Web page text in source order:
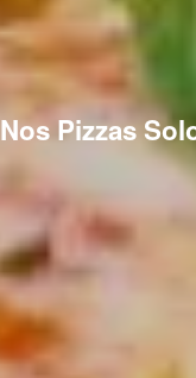
Nos Pizzas